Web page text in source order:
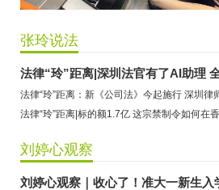
张玲说法
刘婷心观察